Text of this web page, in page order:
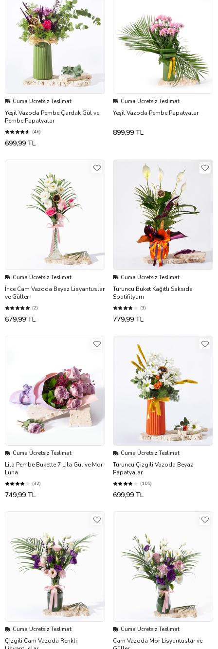
Cuma Ücretsiz Teslimat
Yeşil Vazoda Pembe Çardak Gül ve
Pembe Papatyalar
(46)
699,99 TL
Cuma Ücretsiz Teslimat
Yeşil Vazoda Pembe Papatyalar
899,99 TL
Cuma Ücretsiz Teslimat
İnce Cam Vazoda Beyaz Lisyantuslar
ve Güller
(2)
679,99 TL
Cuma Ücretsiz Teslimat
Turuncu Buket Kağıtlı Saksıda
Spatifilyum
(3)
779,99 TL
Cuma Ücretsiz Teslimat
Lila Pembe Bukette 7 Lila Gül ve Mor
Luna
(32)
749,99 TL
Cuma Ücretsiz Teslimat
Turuncu Çizgili Vazoda Beyaz
Papatyalar
(105)
699,99 TL
Cuma Ücretsiz Teslimat
Çizgili Cam Vazoda Renkli
Cuma Ücretsiz Teslimat
Cam Vazoda Mor Lisyantuslar ve